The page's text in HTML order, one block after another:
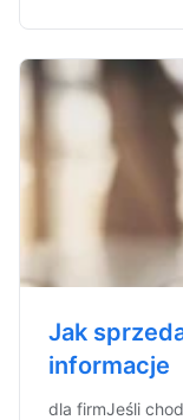
Jak
informacje
dla firmJeśli